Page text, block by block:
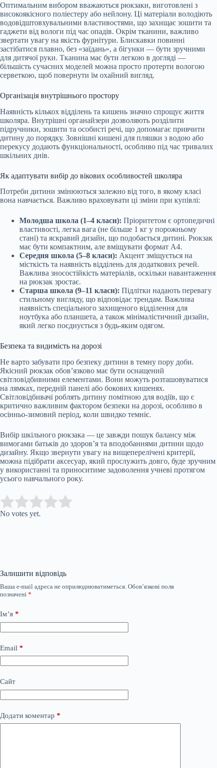
Оптимальним вибором вважаються рюкзаки, виготовлені з
високоякісного поліестеру або нейлону. Ці матеріали володіють
водовідштовхувальними властивостями, що захищає зошити та
гаджети від вологи під час опадів. Окрім тканини, важливо
звертати увагу на якість фурнітури. Блискавки повинні
застібатися плавно, без «заїдань», а бігунки — бути зручними
для дитячої руки. Тканина має бути легкою в догляді —
більшість сучасних моделей можна просто протерти вологою
серветкою, щоб повернути їм охайний вигляд.
Організація внутрішнього простору
Наявність кількох відділень та кишень значно спрощує життя
школяра. Внутрішні органайзери дозволяють розділити
підручники, зошити та особисті речі, що допомагає привчити
дитину до порядку. Зовнішні кишені для пляшки з водою або
перекусу додають функціональності, особливо під час тривалих
шкільних днів.
Як адаптувати вибір до вікових особливостей школяра
Потреби дитини змінюються залежно від того, в якому класі
вона навчається. Важливо враховувати ці зміни при купівлі:
Молодша школа (1–4 класи): Пріоритетом є ортопедичні
властивості, легка вага (не більше 1 кг у порожньому
стані) та яскравий дизайн, що подобається дитині. Рюкзак
має бути компактним, але вміщувати формат А4.
Середня школа (5–8 класи): Акцент зміщується на
місткість та наявність відділень для додаткових речей.
Важлива зносостійкість матеріалів, оскільки навантаження
на рюкзак зростає.
Старша школа (9–11 класи): Підлітки надають перевагу
стильному вигляду, що відповідає трендам. Важлива
наявність спеціального захищеного відділення для
ноутбука або планшета, а також мінімалістичний дизайн,
який легко поєднується з будь-яким одягом.
Безпека та видимість на дорозі
Не варто забувати про безпеку дитини в темну пору доби.
Якісний рюкзак обов’язково має бути оснащений
світловідбивними елементами. Вони можуть розташовуватися
на лямках, передній панелі або бокових кишенях.
Світловідбивачі роблять дитину помітною для водіїв, що є
критично важливим фактором безпеки на дорозі, особливо в
осінньо-зимовий період, коли швидко темніє.
Вибір шкільного рюкзака — це завжди пошук балансу між
вимогами батьків до здоров’я та вподобаннями дитини щодо
дизайну. Якщо звернути увагу на вищеперелічені критерії,
можна підібрати аксесуар, який прослужить довго, буде зручним
у використанні та приноситиме задоволення учневі протягом
усього навчального року.
Rate this item:
No votes yet.
Залишити відповідь
Ваша e-mail адреса не оприлюднюватиметься. Обов’язкові поля
позначені *
Ім’я *
Email *
Сайт
Додати коментар *